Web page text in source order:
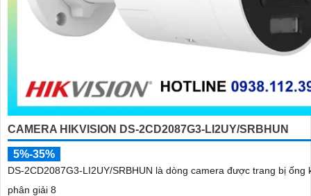
CAMERA HIKVISION DS-2CD2087G3-LI2UY/SRBHUN
5%-35%
DS-2CD2087G3-LI2UY/SRBHUN là dòng camera được trang bị ống
phân giải 8